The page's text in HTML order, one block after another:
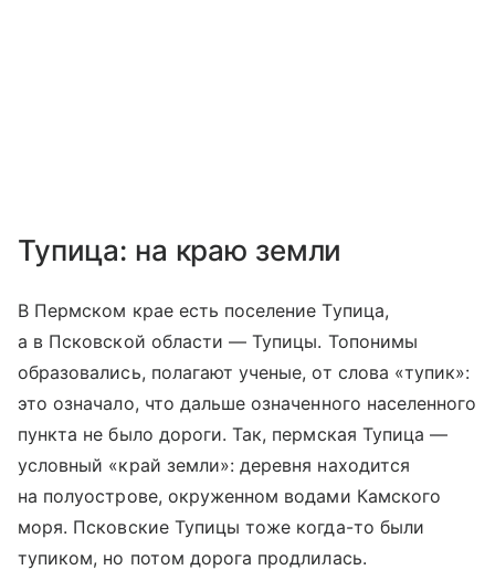
Тупица: на краю земли
В Пермском крае есть поселение Тупица,
а в Псковской области — Тупицы. Топонимы
образовались, полагают ученые, от слова «тупик»:
это означало, что дальше означенного населенного
пункта не было дороги. Так, пермская Тупица —
условный «край земли»: деревня находится
на полуострове, окруженном водами Камского
моря. Псковские Тупицы тоже когда-то были
тупиком, но потом дорога продлилась.